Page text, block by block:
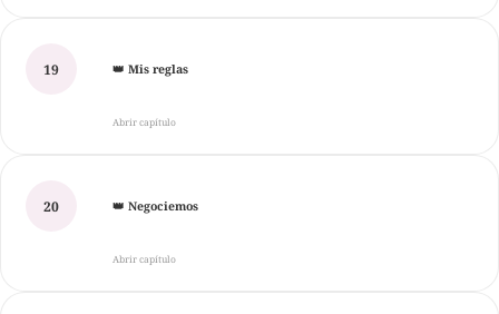
19 👑 Mis reglas
Abrir capítulo
20 👑 Negociemos
Abrir capítulo